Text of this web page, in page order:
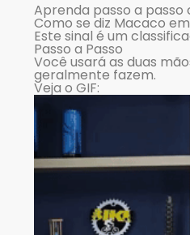
Aprenda passo a passo
Como se diz Macaco
Este sinal é um
Passo a Passo
Você usará as duas
geralmente fazem.
Veja o GIF: